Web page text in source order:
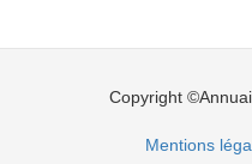
Copyright
Mentions